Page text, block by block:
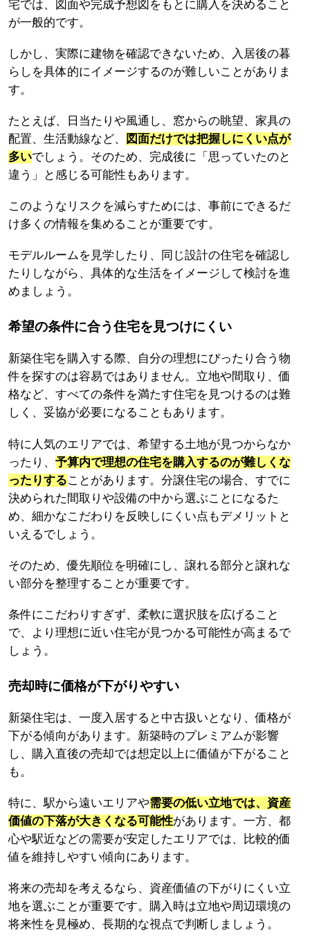
宅では、図面や完成予想図をもとに購入を決めること
が一般的です。
しかし、実際に建物を確認できないため、入居後の暮
らしを具体的にイメージするのが難しいことがありま
す。
たとえば、日当たりや風通し、窓からの眺望、家具の
配置、生活動線など、
図面だけでは把握しにくい点が
多いでしょう。そのため、完成後に「思っていたのと
違う」と感じる可能性もあります。
このようなリスクを減らすためには、事前にできるだ
け多くの情報を集めることが重要です。
モデルルームを見学したり、同じ設計の住宅を確認し
たりしながら、具体的な生活をイメージして検討を進
めましょう。
希望の条件に合う住宅を見つけにくい
新築住宅を購入する際、自分の理想にぴったり合う物
件を探すのは容易ではありません。立地や間取り、価
格など、すべての条件を満たす住宅を見つけるのは難
しく、妥協が必要になることもあります。
特に人気のエリアでは、希望する土地が見つからなか
ったり、 予算内で理想の住宅を購入するのが難しくな
ったりすることがあります。分譲住宅の場合、すでに
決められた間取りや設備の中から選ぶことになるた
め、細かなこだわりを反映しにくい点もデメリットと
いえるでしょう。
そのため、優先順位を明確にし、譲れる部分と譲れな
い部分を整理することが重要です。
条件にこだわりすぎず、柔軟に選択肢を広げること
で、より理想に近い住宅が見つかる可能性が高まるで
しょう。
売却時に価格が下がりやすい
新築住宅は、一度入居すると中古扱いとなり、価格が
下がる傾向があります。新築時のプレミアムが影響
し、購入直後の売却では想定以上に価値が下がること
も。
特に、駅から遠いエリアや需要の低い立地では、資産
価値の下落が大きくなる可能性があります。一方、都
心や駅近などの需要が安定したエリアでは、比較的価
値を維持しやすい傾向にあります。
将来の売却を考えるなら、資産価値の下がりにくい立
地を選ぶことが重要です。購入時は立地や周辺環境の
将来性を見極め、長期的な視点で判断しましょう。